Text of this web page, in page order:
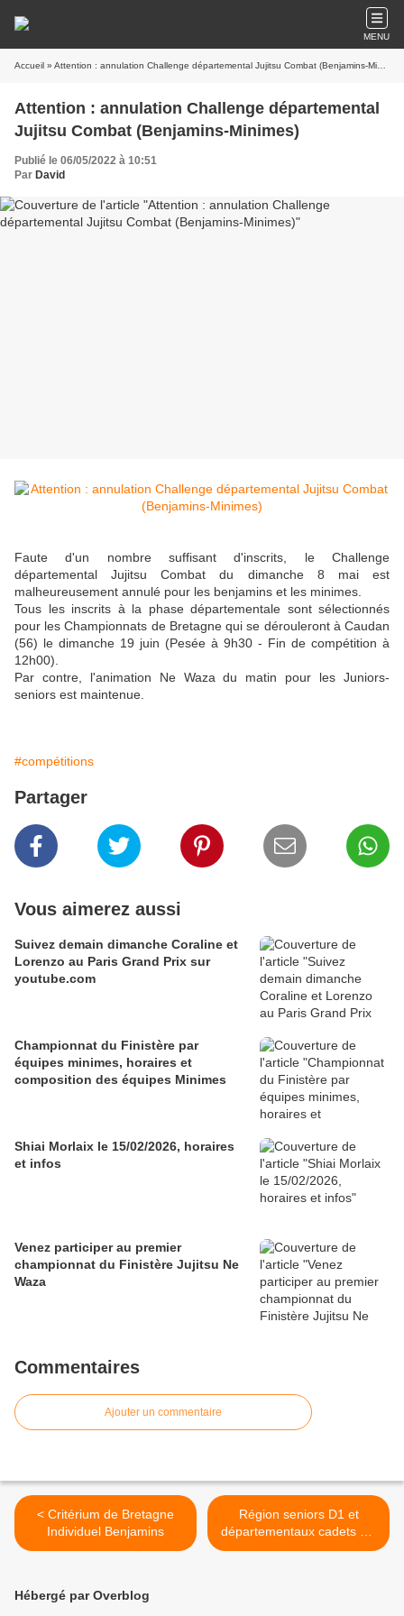
MENU
Accueil » Attention : annulation Challenge départemental Jujitsu Combat (Benjamins-Minimes)
Attention : annulation Challenge départemental
Jujitsu Combat (Benjamins-Minimes)
Publié le 06/05/2022 à 10:51
Par David
Faute d'un nombre suffisant d'inscrits, le Challenge
départemental Jujitsu Combat du dimanche 8 mai est
malheureusement annulé pour les benjamins et les minimes.
Tous les inscrits à la phase départementale sont sélectionnés
pour les Championnats de Bretagne qui se dérouleront à Caudan
(56) le dimanche 19 juin (Pesée à 9h30 - Fin de compétition à
12h00).
Par contre, l'animation Ne Waza du matin pour les Juniors-
seniors est maintenue.
#compétitions
Partager
Vous aimerez aussi
Suivez demain dimanche Coraline et
Lorenzo au Paris Grand Prix sur
youtube.com
Championnat du Finistère par
équipes minimes, horaires et
composition des équipes Minimes
Shiai Morlaix le 15/02/2026, horaires
et infos
Venez participer au premier
championnat du Finistère Jujitsu Ne
Waza
Commentaires
Ajouter un commentaire
< Critérium de Bretagne
Individuel Benjamins
Région seniors D1 et
départementaux cadets D2
et D3 : 11 qualifiés aux
Hébergé par Overblog